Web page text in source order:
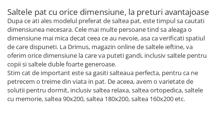
Saltele pat cu orice dimensiune, la preturi avantajoase
Dupa ce ati ales modelul preferat de saltea pat, este timpul sa cautati
dimensiunea necesara. Cele mai multe persoane tind sa aleaga o
dimensiune mai mica decat ceea ce au nevoie, asa ca verificati spatiul
de care dispuneti. La Drimus, magazin online de saltele ieftine, va
oferim orice dimensiune la care va puteti gandi, inclusiv saltele pentru
copii si saltele duble foarte generoase.
Stim cat de important este sa gasiti salteaua perfecta, pentru ca ne
petrecem o treime din viata in pat. De aceea, avem o varietate de
solutii pentru dormit, inclusiv saltea relaxa, saltea ortopedica, saltele
cu memorie, saltea 90x200, saltea 180x200, saltea 160x200 etc.